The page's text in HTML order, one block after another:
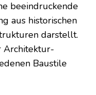
beeindruckende
aus historischen
darstellt.
Architektur-
Baustile